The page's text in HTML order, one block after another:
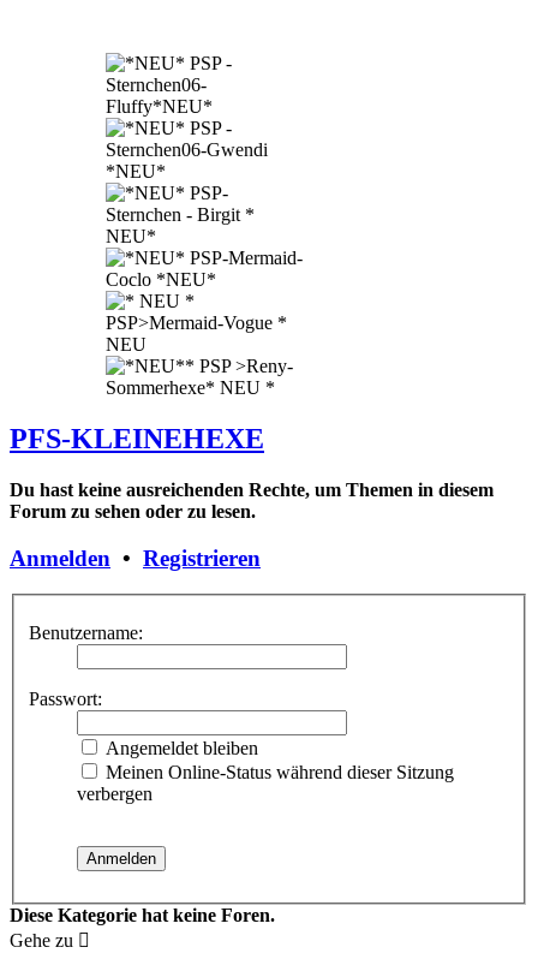
PFS-KLEINEHEXE
Du hast keine ausreichenden Rechte, um Themen in diesem
Forum zu sehen oder zu lesen.
Anmelden • Registrieren
Benutzername:
Passwort:
Angemeldet bleiben
Meinen Online-Status während dieser Sitzung
verbergen
Diese Kategorie hat keine Foren.
Gehe zu